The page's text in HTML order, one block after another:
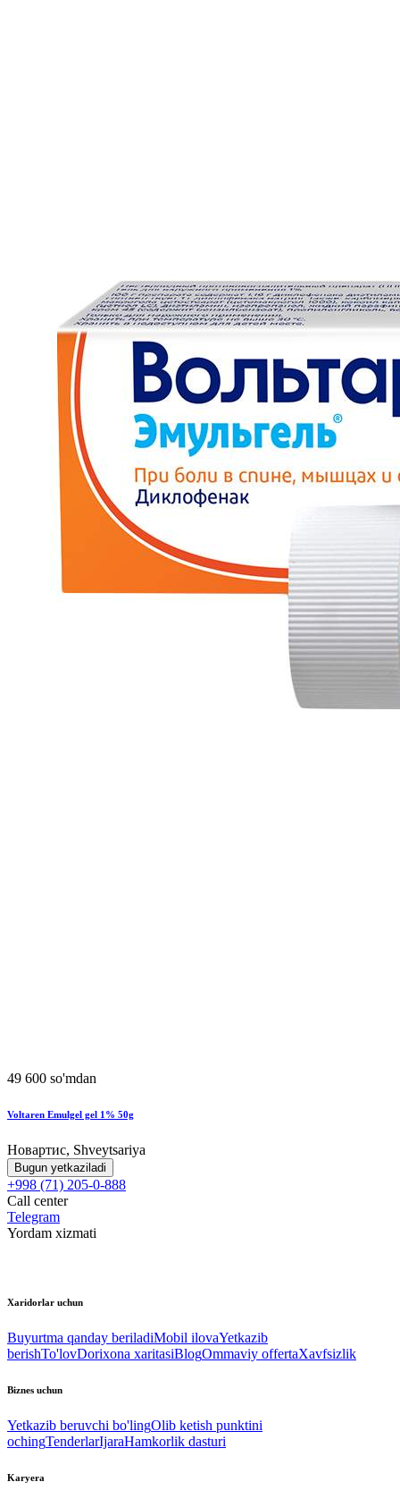
49 600 so'mdan
Voltaren Emulgel gel 1% 50g
Новартис, Shveytsariya
Bugun yetkaziladi
+998 (71) 205-0-888
Call center
Telegram
Yordam xizmati
Xaridorlar uchun
Buyurtma qanday beriladiMobil ilovaYetkazib
berishTo'lovDorixona xaritasiBlogOmmaviy offertaXavfsizlik
Biznes uchun
Yetkazib beruvchi bo'lingOlib ketish punktini
ochingTenderlarIjaraHamkorlik dasturi
Karyera